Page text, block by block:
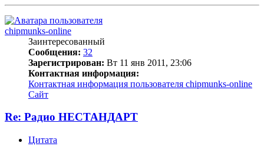
chipmunks-online
Заинтересованный
Сообщения: 32
Зарегистрирован: Вт 11 янв 2011, 23:06
Контактная информация:
Контактная информация пользователя chipmunks-online
Сайт
Re: Радио НЕСТАНДАРТ
Цитата